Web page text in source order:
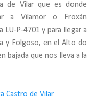
de Vilar que es donde
a Vilamor o Froxán
P-4701 y para llegar a
y Folgoso, en el Alto do
bajada que nos lleva a la